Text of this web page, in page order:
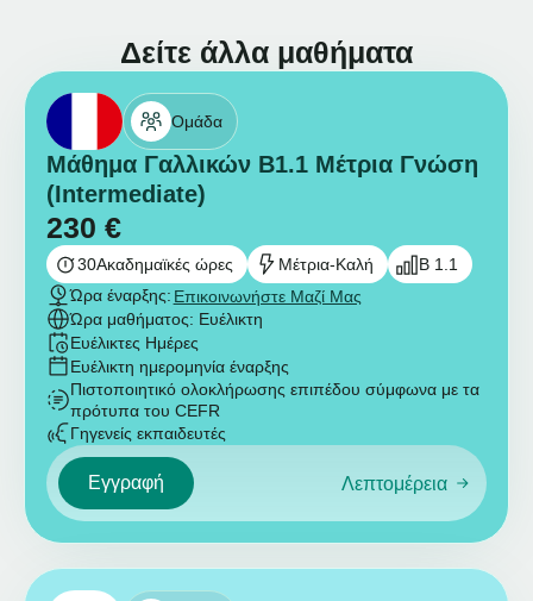
Δείτε άλλα μαθήματα
Ομάδα
Μάθημα Γαλλικών B1.1 Μέτρια Γνώση
(Intermediate)
230 €
30Ακαδημαϊκές ώρες Μέτρια-Καλή
B 1.1
Ώρα έναρξης: Επικοινωνήστε Μαζί Μας
Ώρα μαθήματος: Ευέλικτη
Ευέλικτες Ημέρες
Ευέλικτη ημερομηνία έναρξης
Πιστοποιητικό ολοκλήρωσης επιπέδου σύμφωνα με τα
πρότυπα του CEFR
Γηγενείς εκπαιδευτές
Εγγραφή Λεπτομέρεια